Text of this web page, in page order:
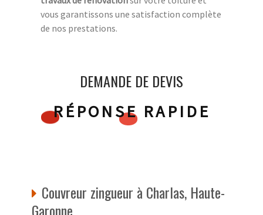
vous garantissons une satisfaction complète
de nos prestations.
DEMANDE DE DEVIS
RÉPONSE RAPIDE
Couvreur zingueur à Charlas, Haute-
Garonne